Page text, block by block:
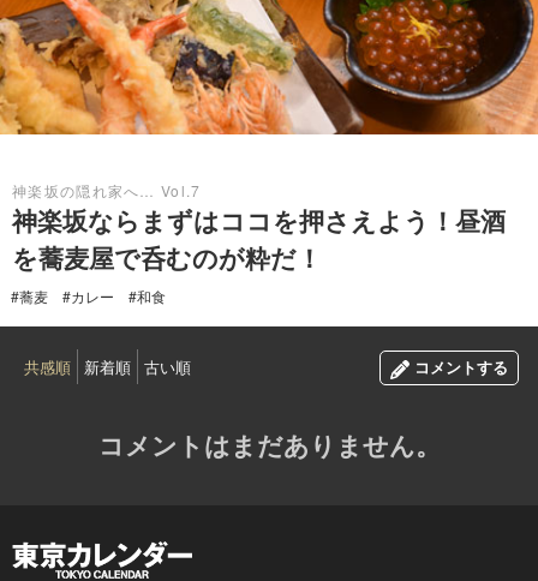
神楽坂の隠れ家へ… Vol.7
神楽坂ならまずはココを押さえよう！昼酒
を蕎麦屋で呑むのが粋だ！
#蕎麦 #カレー #和食
共感順 新着順 古い順 コメントする
コメントはまだありません。